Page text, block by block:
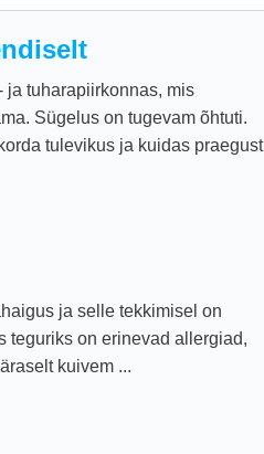
ja tuharapiirkonnas, mis
Sügelus on tugevam õhtuti.
tulevikus ja kuidas praegust
ja selle tekkimisel on
teguriks on erinevad allergiad,
kuivem ...